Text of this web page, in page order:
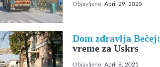
Objavljeno: April 29, 2025
Dom zdravlja Bečej:
vreme za Uskrs
Objavljeno: April 8, 2025